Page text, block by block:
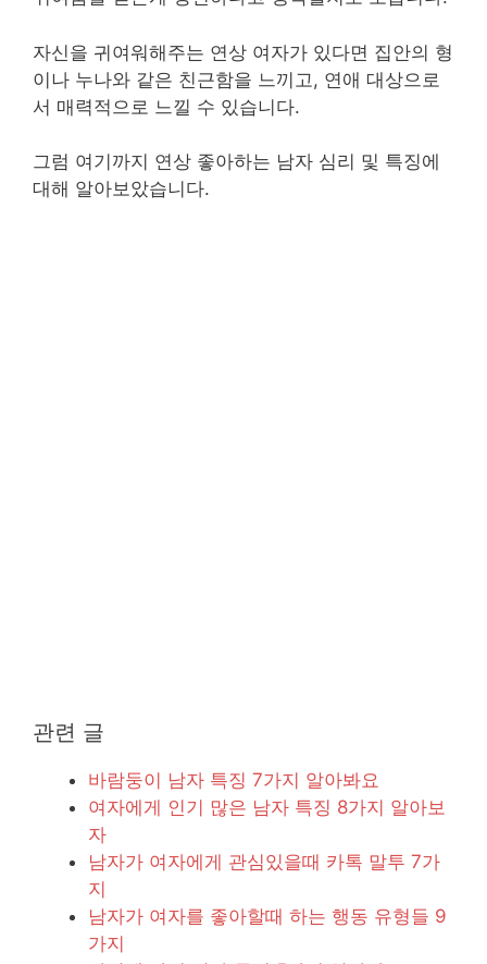
자신을 귀여워해주는 연상 여자가 있다면 집안의 형
이나 누나와 같은 친근함을 느끼고, 연애 대상으로
서 매력적으로 느낄 수 있습니다.
그럼 여기까지 연상 좋아하는 남자 심리 및 특징에
대해 알아보았습니다.
관련 글
바람둥이 남자 특징 7가지 알아봐요
여자에게 인기 많은 남자 특징 8가지 알아보
자
남자가 여자에게 관심있을때 카톡 말투 7가
지
남자가 여자를 좋아할때 하는 행동 유형들 9
가지